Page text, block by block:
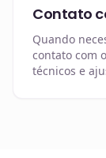
Contato
Quando
contato com
técnicos e